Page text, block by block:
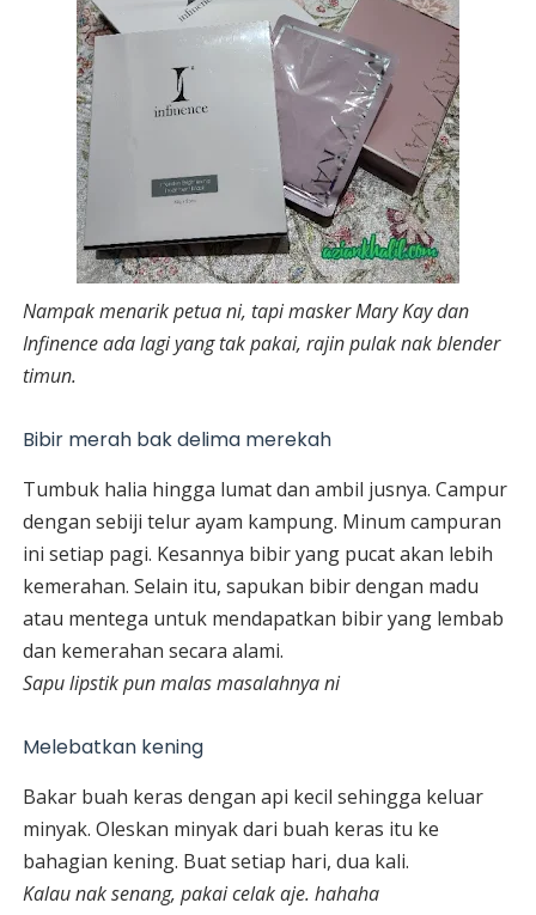
Nampak menarik petua ni, tapi masker Mary Kay dan
Infinence ada lagi yang tak pakai, rajin pulak nak blender
timun.
Bibir merah bak delima merekah
Tumbuk halia hingga lumat dan ambil jusnya. Campur
dengan sebiji telur ayam kampung. Minum campuran
ini setiap pagi. Kesannya bibir yang pucat akan lebih
kemerahan. Selain itu, sapukan bibir dengan madu
atau mentega untuk mendapatkan bibir yang lembab
dan kemerahan secara alami.
Sapu lipstik pun malas masalahnya ni
Melebatkan kening
Bakar buah keras dengan api kecil sehingga keluar
minyak. Oleskan minyak dari buah keras itu ke
bahagian kening. Buat setiap hari, dua kali.
Kalau nak senang, pakai celak aje. hahaha